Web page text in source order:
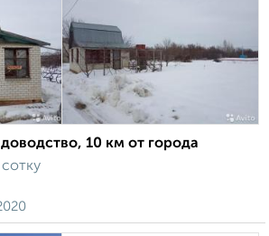
10 км от города
сотку